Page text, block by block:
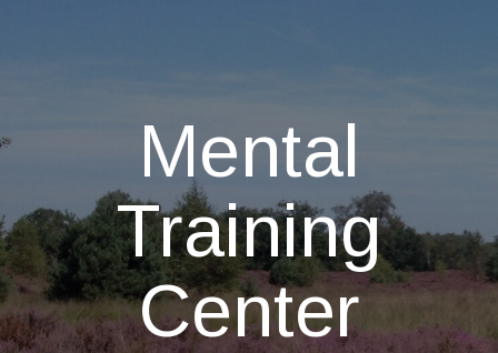
Mental
Training
Center